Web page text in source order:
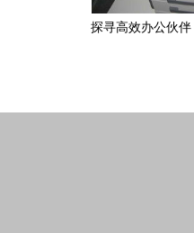
探寻高效办公伙